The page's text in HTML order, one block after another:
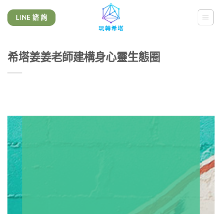
LINE 諮 詢
希塔姜姜老師建構身心靈生態圈
gemini
心理諮商-能
西塔療愈提供希塔療